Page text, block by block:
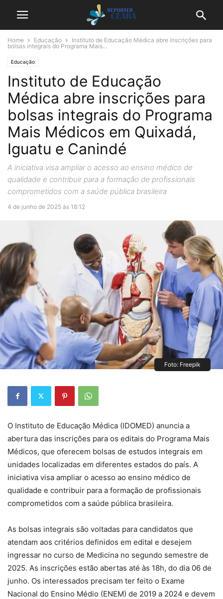
Home Educação
Instituto de Educação Médica abre inscrições para
bolsas integrais do Programa Mais...
Educação
Instituto de Educação
Médica abre inscrições para
bolsas integrais do Programa
Mais Médicos em Quixadá,
Iguatu e Canindé
A iniciativa visa ampliar o acesso ao ensino médico de
qualidade e contribuir para a formação de profissionais
comprometidos com a saúde pública brasileira
4 de junho de 2025 às 18:12
Foto: Freepik
O Instituto de Educação Médica (IDOMED) anuncia a
abertura das inscrições para os editais do Programa Mais
Médicos, que oferecem bolsas de estudos integrais em
unidades localizadas em diferentes estados do país. A
iniciativa visa ampliar o acesso ao ensino médico de
qualidade e contribuir para a formação de profissionais
comprometidos com a saúde pública brasileira.
As bolsas integrais são voltadas para candidatos que
atendam aos critérios definidos em edital e desejem
ingressar no curso de Medicina no segundo semestre de
2025. As inscrições estão abertas até às 18h, do dia 06 de
junho. Os interessados precisam ter feito o Exame
Nacional do Ensino Médio (ENEM) de 2019 a 2024 e devem